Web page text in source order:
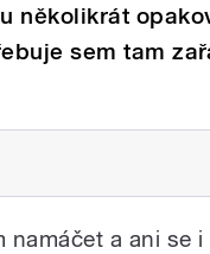
několikrát
sem tam
namáčet a ani se